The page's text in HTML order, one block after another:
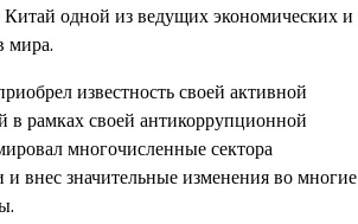
одной из ведущих экономических и
мира.
известность своей активной
в рамках своей антикоррупционной
многочисленные сектора
внес значительные изменения во многие